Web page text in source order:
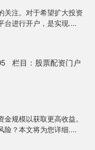
关注。对于希望扩大投资
台进行开户，是实现....
栏目： 股票配资门户
规模以获取更高收益。
险？本文将为您详细....